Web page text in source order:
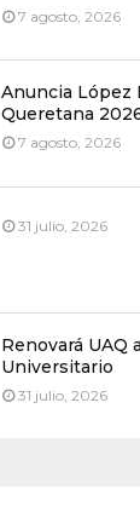
7 agosto, 2026
Anuncia López
Queretana
7 agosto, 2026
31 julio, 2026
Renovará UAQ
Universitario
31 julio, 2026